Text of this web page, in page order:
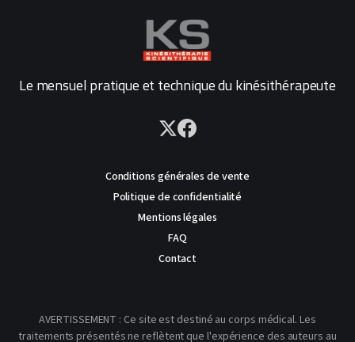
Le mensuel pratique et technique du kinésithérapeute
Conditions générales de vente
Politique de confidentialité
Mentions légales
FAQ
Contact
AVERTISSEMENT : Ce site est destiné au corps médical. Les
traitements présentés ne reflètent que l'expérience des auteurs au